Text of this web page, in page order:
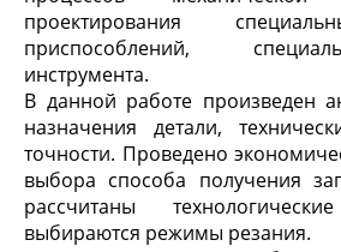
проектирования
приспособлений,
инструмента.
В данной работе произведен
назначения детали,
точности. Проведено
выбора способа получения
рассчитаны
выбираются режимы резания.